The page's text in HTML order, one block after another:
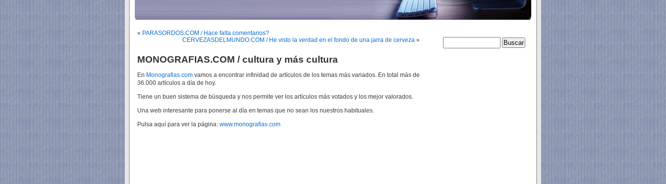
« PARASORDOS.COM / Hace falta comentarios?
CERVEZASDELMUNDO.COM / He visto la verdad en el fondo de una jarra de cerveza »
MONOGRAFIAS.COM / cultura y más cultura
En Monografias.com vamos a encontrar infinidad de artículos de los temas más variados. En total más de
36.000 artículos a día de hoy.
Tiene un buen sistema de búsqueda y nos permite ver los artículos más votados y los mejor valorados.
Una web interesante para ponerse al día en temas que no sean los nuestros habituales.
Pulsa aquí para ver la página: www.monografias.com